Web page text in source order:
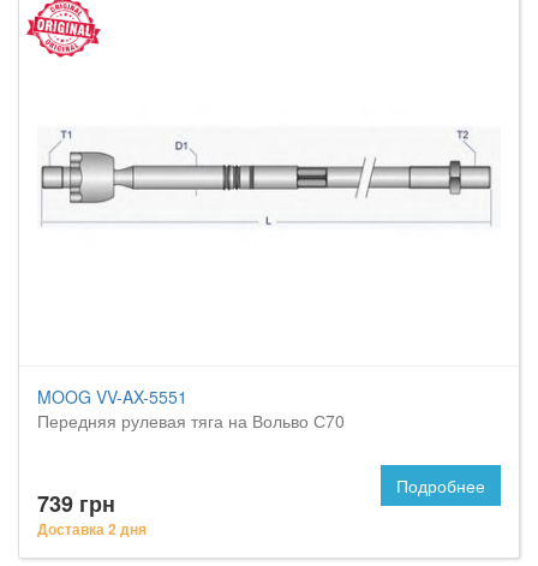
MOOG VV-AX-5551
Передняя рулевая тяга на Вольво С70
739 грн
Доставка 2 дня
Подробнее